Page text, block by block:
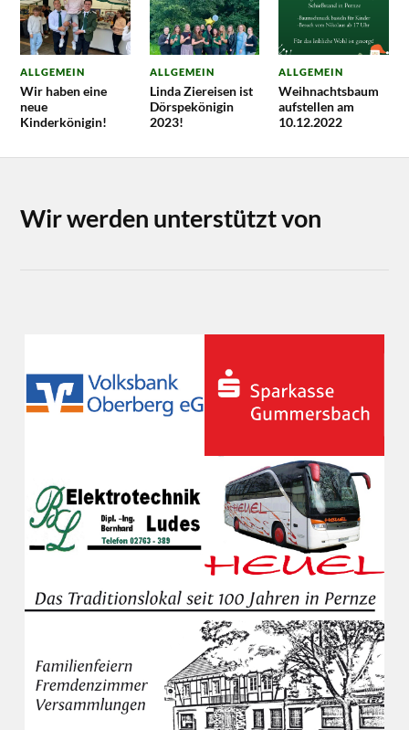
ALLGEMEIN
Wir haben eine
neue
Kinderkönigin!
ALLGEMEIN
Linda Ziereisen ist
Dörspekönigin
2023!
ALLGEMEIN
Weihnachtsbaum
aufstellen am
10.12.2022
Wir werden unterstützt von